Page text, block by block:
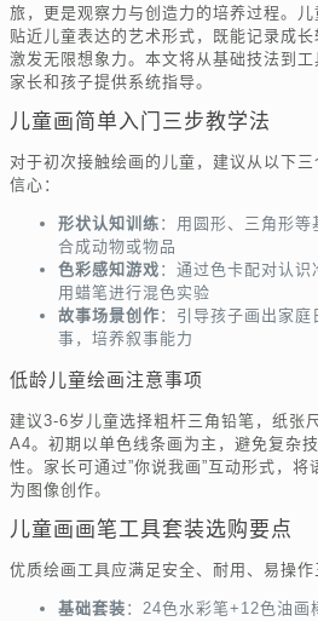
旅，更是观察力与创造力的培养过程。儿
贴近儿童表达的艺术形式，既能记录成
激发无限想象力。本文将从基础技法到工
家长和孩子提供系统指导。
儿童画简单入门三步教学法
对于初次接触绘画的儿童，建议从以下三
信心：
形状认知训练 ：用圆形、三角形等
合成动物或物品
色彩感知游戏 ：通过色卡配对认识
用蜡笔进行混色实验
故事场景创作 ：引导孩子画出家庭
事，培养叙事能力
低龄儿童绘画注意事项
建议3-6岁儿童选择粗杆三角铅笔，纸张
A4。初期以单色线条画为主，避免复杂
性。家长可通过”你说我画”互动形式，将
为图像创作。
儿童画画笔工具套装选购要点
优质绘画工具应满足安全、耐用、易操作
基础套装 ：24色水彩笔+12色油画